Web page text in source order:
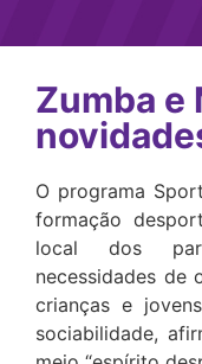
Zumba e
O programa
formação
local dos
necessidades de
crianças e
sociabilidade,